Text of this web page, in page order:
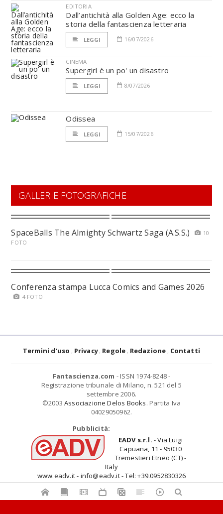
EDITORIA
Dall’antichità alla Golden Age: ecco la
storia della fantascienza letteraria
LEGGI 16/07/2026
CINEMA
Supergirl è un po' un disastro
LEGGI 8/07/2026
Odissea
LEGGI 15/07/2026
GALLERIE FOTOGRAFICHE
SpaceBalls The Almighty Schwartz Saga (A.S.S.)
10
FOTO
Conferenza stampa Lucca Comics and Games 2026
4 FOTO
Termini d'uso Privacy Regole Redazione Contatti
Fantascienza.com - ISSN 1974-8248 -
Registrazione tribunale di Milano, n. 521 del 5
settembre 2006.
©2003 Associazione Delos Books. Partita Iva
04029050962.
Pubblicità:
EADV s.r.l. - Via Luigi
Capuana, 11 - 95030
Tremestieri Etneo (CT) -
Italy
www.eadv.it - info@eadv.it - Tel: +39.0952830326